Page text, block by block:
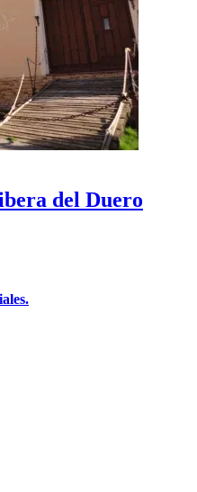
del Duero